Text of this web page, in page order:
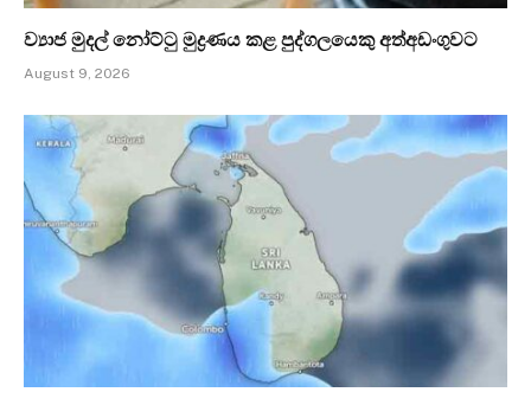
ව්‍යාජ මුදල් නෝට්ටු මුද්‍රණය කළ පුද්ගලයෙකු අත්අඩංගුවට
August 9, 2026